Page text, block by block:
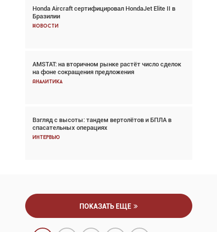
Honda Aircraft сертифицировал HondaJet Elite II в
Бразилии
Новости
AMSTAT: на вторичном рынке растёт число сделок
на фоне сокращения предложения
Аналитика
Взгляд с высоты: тандем вертолётов и БПЛА в
спасательных операциях
Интервью
Авиационный фотограф Дэйв Кох: «Фотография
говорит сама за себя... а ИИ всё портит»
Новости
Проблемы с цепочками поставок сохраняются
Аналитика
Частный самолёт – это актив. Подходите к
покупке соответствующим образом
Интервью
ПОКАЗАТЬ ЕЩЕ